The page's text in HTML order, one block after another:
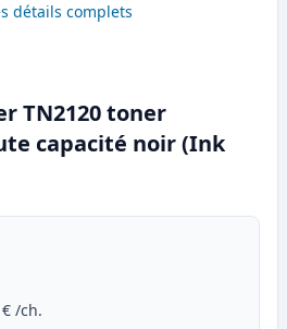
détails complets
TN2120 toner
capacité noir (Ink
/ch.